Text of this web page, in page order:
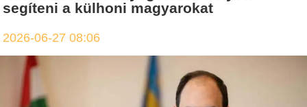
segíteni a külhoni magyarokat
2026-06-27 08:06